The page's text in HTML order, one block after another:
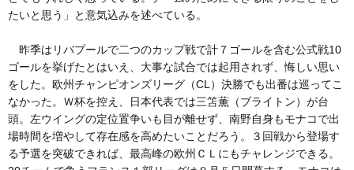
たいと思う」と意気込みを述べている。
昨季はリバプールで二つのカップ戦で計７ゴールを含む公式戦10
ゴールを挙げたとはいえ、大事な試合では起用されず、悔しい思い
をした。欧州チャンピオンズリーグ（CL）決勝でも出番は巡ってこ
なかった。Ｗ杯を控え、日本代表では三笘薫（ブライトン）が台
頭。左ウイングの定位置争いも目が離せず、南野自身もモナコで出
場時間を増やして存在感を高めたいことだろう。３回戦から登場す
る予選を突破できれば、最高峰の欧州ＣＬにもチャレンジできる。